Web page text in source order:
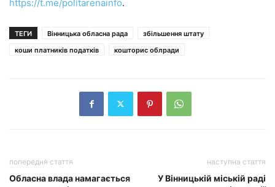
https://t.me/politarenainfo.
ТЕГИ Вінницька обласна рада
збільшення штату
коши платників податків
кошторис облради
попередня стаття
Обласна влада намагається
наступна стаття
У Вінницькій міській раді